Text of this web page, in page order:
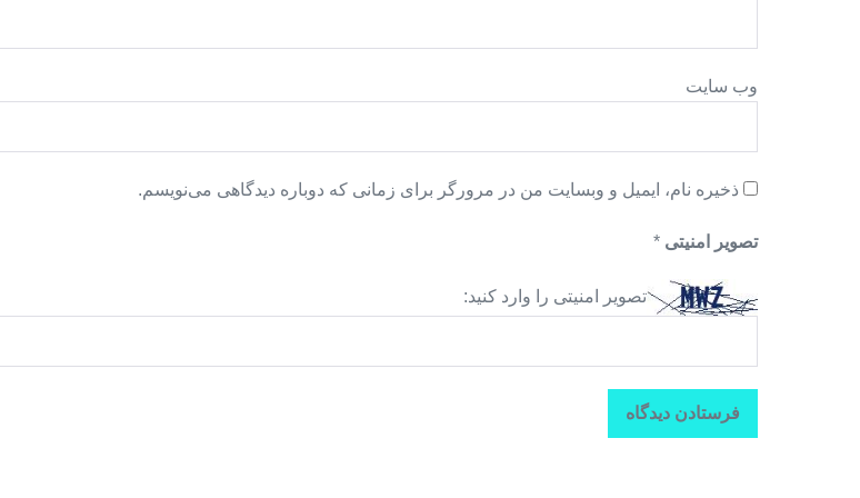
وب‌ سایت
ذخیره نام، ایمیل و وبسایت من در مرورگر برای زمانی که دوباره دیدگاهی می‌نویسم.
تصویر امنیتی *
تصویر امنیتی را وارد کنید: